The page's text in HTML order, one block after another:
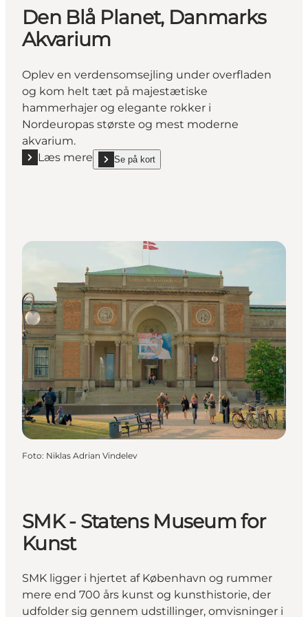
Den Blå Planet, Danmarks
Akvarium
Oplev en verdensomsejling under overfladen
og kom helt tæt på majestætiske
hammerhajer og elegante rokker i
Nordeuropas største og mest moderne
akvarium.
Læs mere
Læs mere "Den Blå Planet, Danmarks Akvarium"
Se på kort
show Den Blå Planet, Danmarks Akvarium on_map
Foto: Niklas Adrian Vindelev
SMK - Statens Museum for
Kunst
SMK ligger i hjertet af København og rummer
mere end 700 års kunst og kunsthistorie, der
udfolder sig gennem udstillinger, omvisninger i